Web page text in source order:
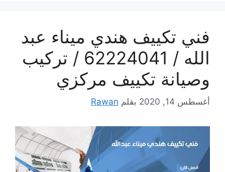
فني تكييف هندي ميناء عبد
الله / 62224041 / تركيب
وصيانة تكييف مركزي
أغسطس 14, 2020 بقلم Rawan